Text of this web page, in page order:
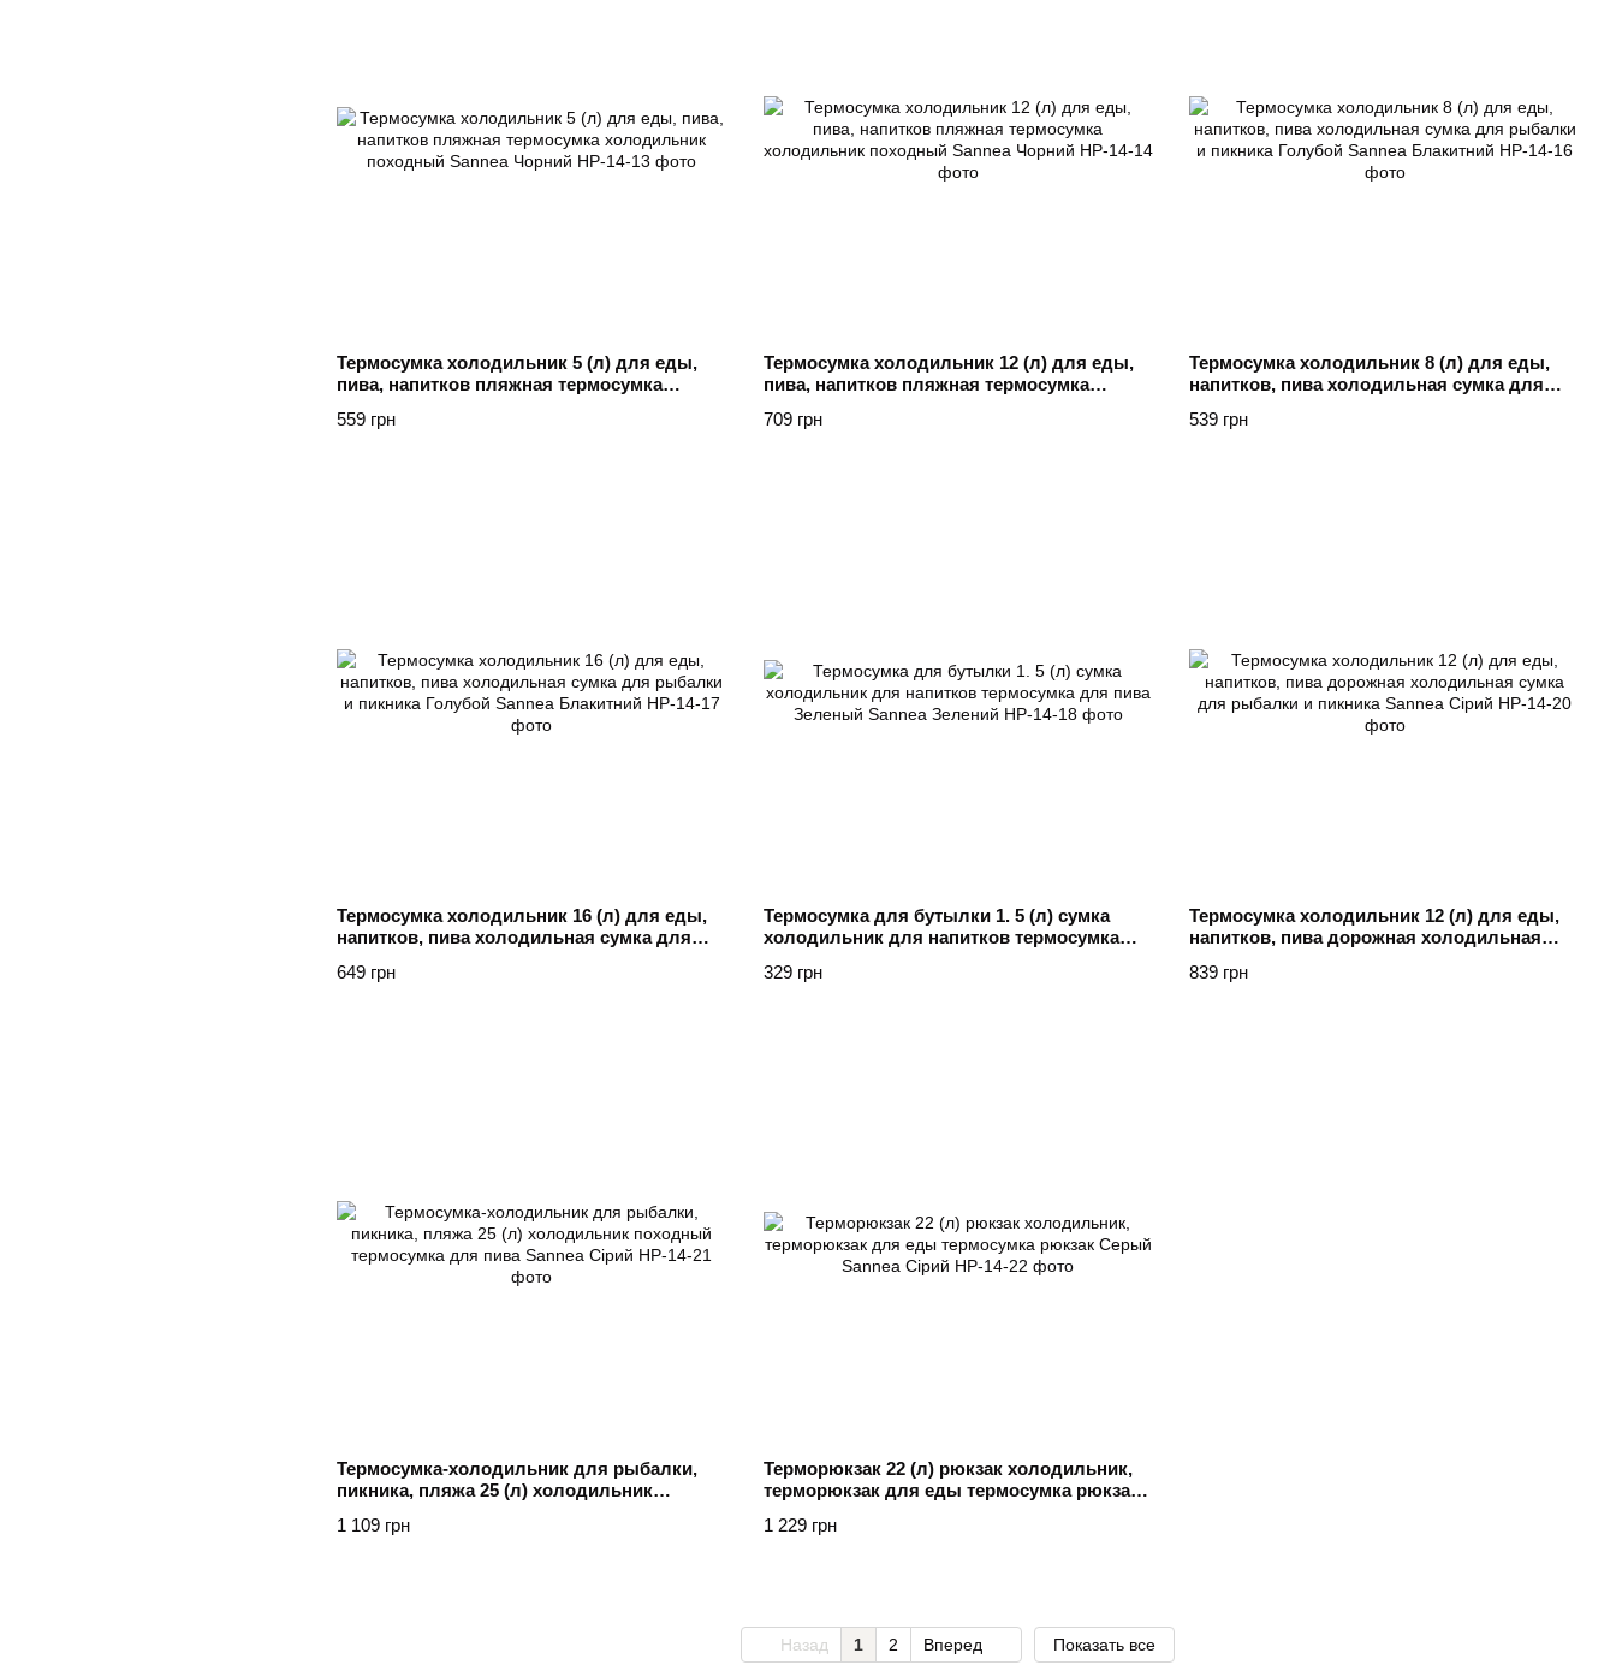
Термосумка холодильник 5 (л) для еды,
пива, напитков пляжная термосумка
559 грн
Термосумка холодильник 12 (л) для еды,
пива, напитков пляжная термосумка
709 грн
Термосумка холодильник 8 (л) для еды,
напитков, пива холодильная сумка для
Блакитний
539 грн
Термосумка холодильник 16 (л) для еды,
напитков, пива холодильная сумка для
Блакитний
649 грн
Термосумка для бутылки 1. 5 (л) сумка
холодильник для напитков термосумка
329 грн
Термосумка холодильник 12 (л) для еды,
напитков, пива дорожная холодильная
Сірий
839 грн
Термосумка-холодильник для рыбалки,
пикника, пляжа 25 (л) холодильник
Сірий
1 109 грн
Терморюкзак 22 (л) рюкзак холодильник,
терморюкзак для еды термосумка рюкзак
1 229 грн
Назад 1 2 Вперед Показать все